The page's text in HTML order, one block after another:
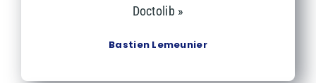
Doctolib »
Bastien Lemeunier